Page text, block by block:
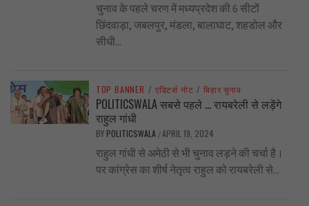
चुनाव के पहले चरण में मध्यप्रदेश की 6 सीटों
छिंदवाड़ा, जबलपुर, मंडला, बालाघाट, शहडोल और
सीधी...
TOP BANNER / एडिटर्स नोट / बिहार चुनाव
POLITICSWALA सबसे पहले … रायबरेली से लड़ेंगे
राहुल गांधी
BY POLITICSWALA /APRIL 19, 2024
राहुल गांधी से अमेठी से भी चुनाव लड़ने की चर्चा है।
पर कांग्रेस का शीर्ष नेतृत्व राहुल को रायबरेली से...